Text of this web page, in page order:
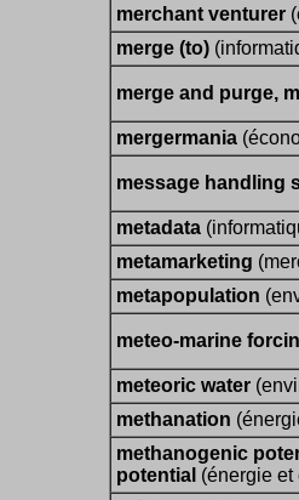
merchant venturer
merge (to)
merge and purge,
mergermania
message handling
metadata
metamarketing
metapopulation
meteo-marine
meteoric water
methanation
methanogenic
potential (énergie et